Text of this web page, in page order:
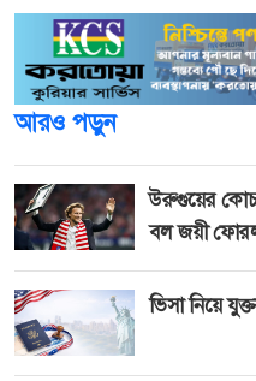
আরও পড়ুন
উরুগুয়ের কোচ
বল জয়ী
ভিসা নিয়ে